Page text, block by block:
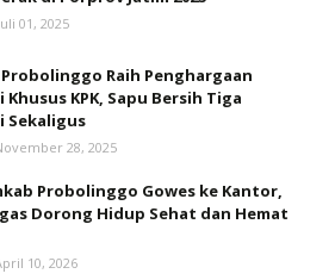
01, 2025
Probolinggo Raih Penghargaan
KPK, Sapu Bersih Tiga
Sekaligus
28, 2025
Probolinggo Gowes ke Kantor,
Dorong Hidup Sehat dan Hemat
10, 2026